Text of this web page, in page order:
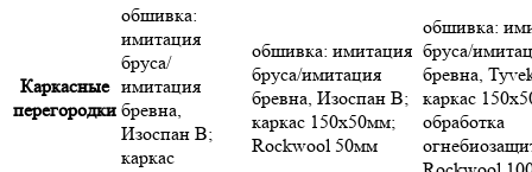
Каркасные
перегородки
обшивка:
имитация
бруса/
имитация
бревна,
Изоспан В;
каркас
обшивка: имитация
бруса/имитация
бревна, Изоспан В;
каркас 150х50мм;
Rockwool 50мм
обшивка:
бруса/
бревна,
каркас
обработка